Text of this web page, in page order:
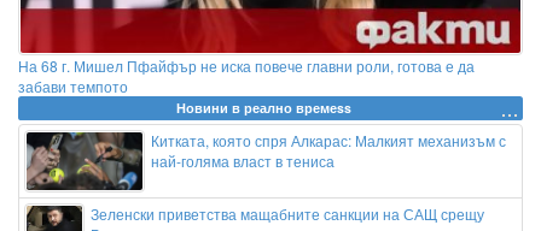
На 68 г. Мишел Пфайфър не иска повече главни роли, готова е да
забави темпото
Новини в реално времеss
Китката, която спря Алкарас: Малкият механизъм с
най-голяма власт в тениса
Зеленски приветства мащабните санкции на САЩ срещу